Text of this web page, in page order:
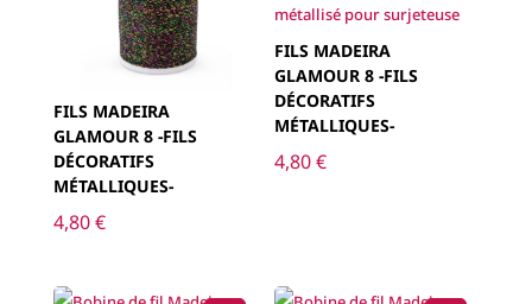
FILS MADEIRA
GLAMOUR 8 -FILS
DÉCORATIFS
MÉTALLIQUES-
4,80€
FILS MADEIRA
GLAMOUR 8 -FILS
DÉCORATIFS
MÉTALLIQUES-
4,80€